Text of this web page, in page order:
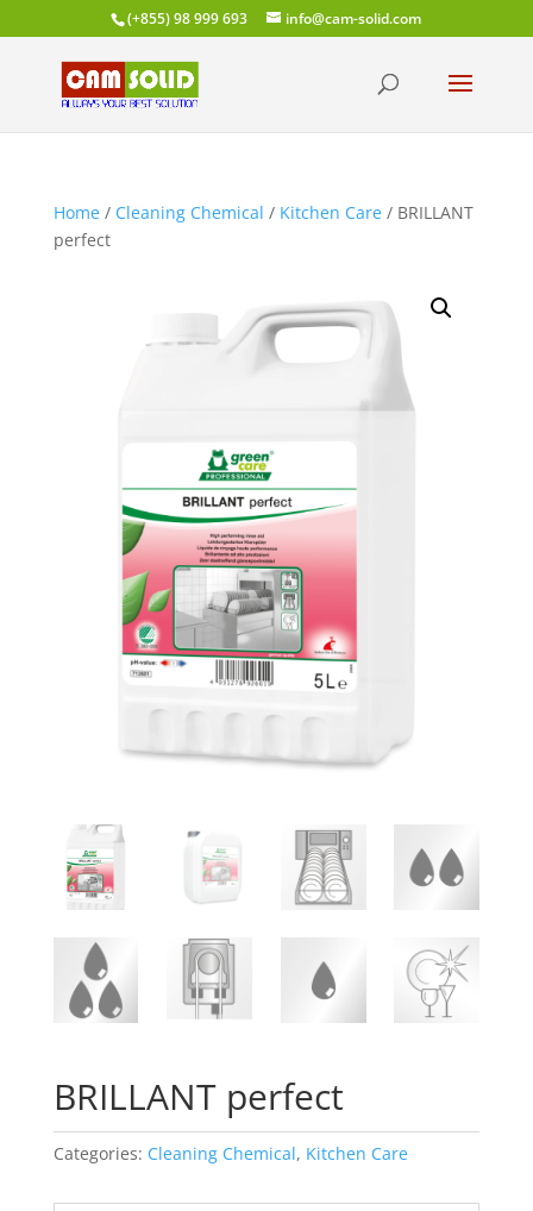
(+855) 98 999 693 info@cam-solid.com
Home/ Cleaning Chemical / Kitchen Care/ BRILLANT
perfect
BRILLANT perfect
Categories: Cleaning Chemical, Kitchen Care